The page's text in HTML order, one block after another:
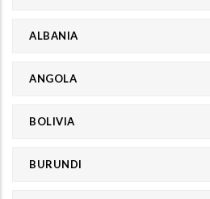
ALBANIA
ANGOLA
BOLIVIA
BURUNDI